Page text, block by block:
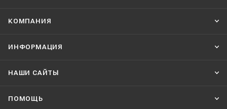
КОМПАНИЯ
ИНФОРМАЦИЯ
НАШИ CАЙТЫ
ПОМОЩЬ